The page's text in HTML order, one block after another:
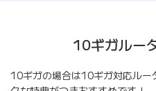
10ギガルー
10ギガの場合は10ギガ対応ルー